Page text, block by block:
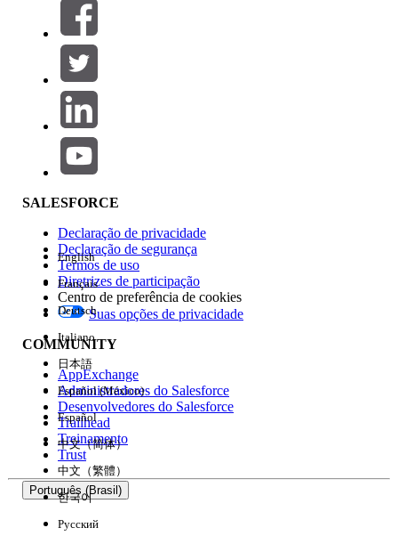
Filtros (0)
SELECIONAR FILTROS
Área de produtos
Impacto do recurso
Edição
Experiência
SALESFORCE
Declaração de privacidade
Declaração de segurança
Termos de uso
Diretrizes de participação
Centro de preferência de cookies
Suas opções de privacidade
COMMUNITY
AppExchange
Administradores do Salesforce
Desenvolvedores do Salesforce
Trailhead
Treinamento
Trust
Português (Brasil)
English
Français
Deutsch
Italiano
日本語
Español (México)
Español
中文（简体）
中文（繁體）
한국어
Русский